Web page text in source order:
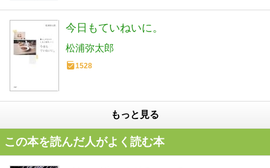
今日もていねいに。
松浦弥太郎
1528
もっと見る
この本を読んだ人がよく読む本